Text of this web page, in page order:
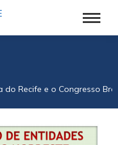
do Recife e o Congresso